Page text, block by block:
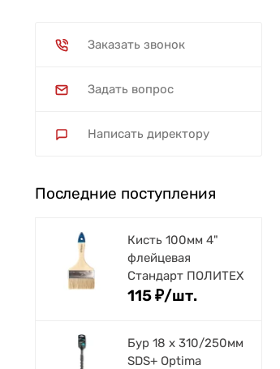
Заказать звонок
Задать вопрос
Написать директору
Последние поступления
Кисть 100мм 4"
флейцевая
Стандарт ПОЛИТЕХ
115₽/шт.
Бур 18 х 310/250мм
SDS+ Optima